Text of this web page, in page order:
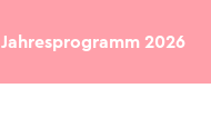
Jahresprogramm 2026